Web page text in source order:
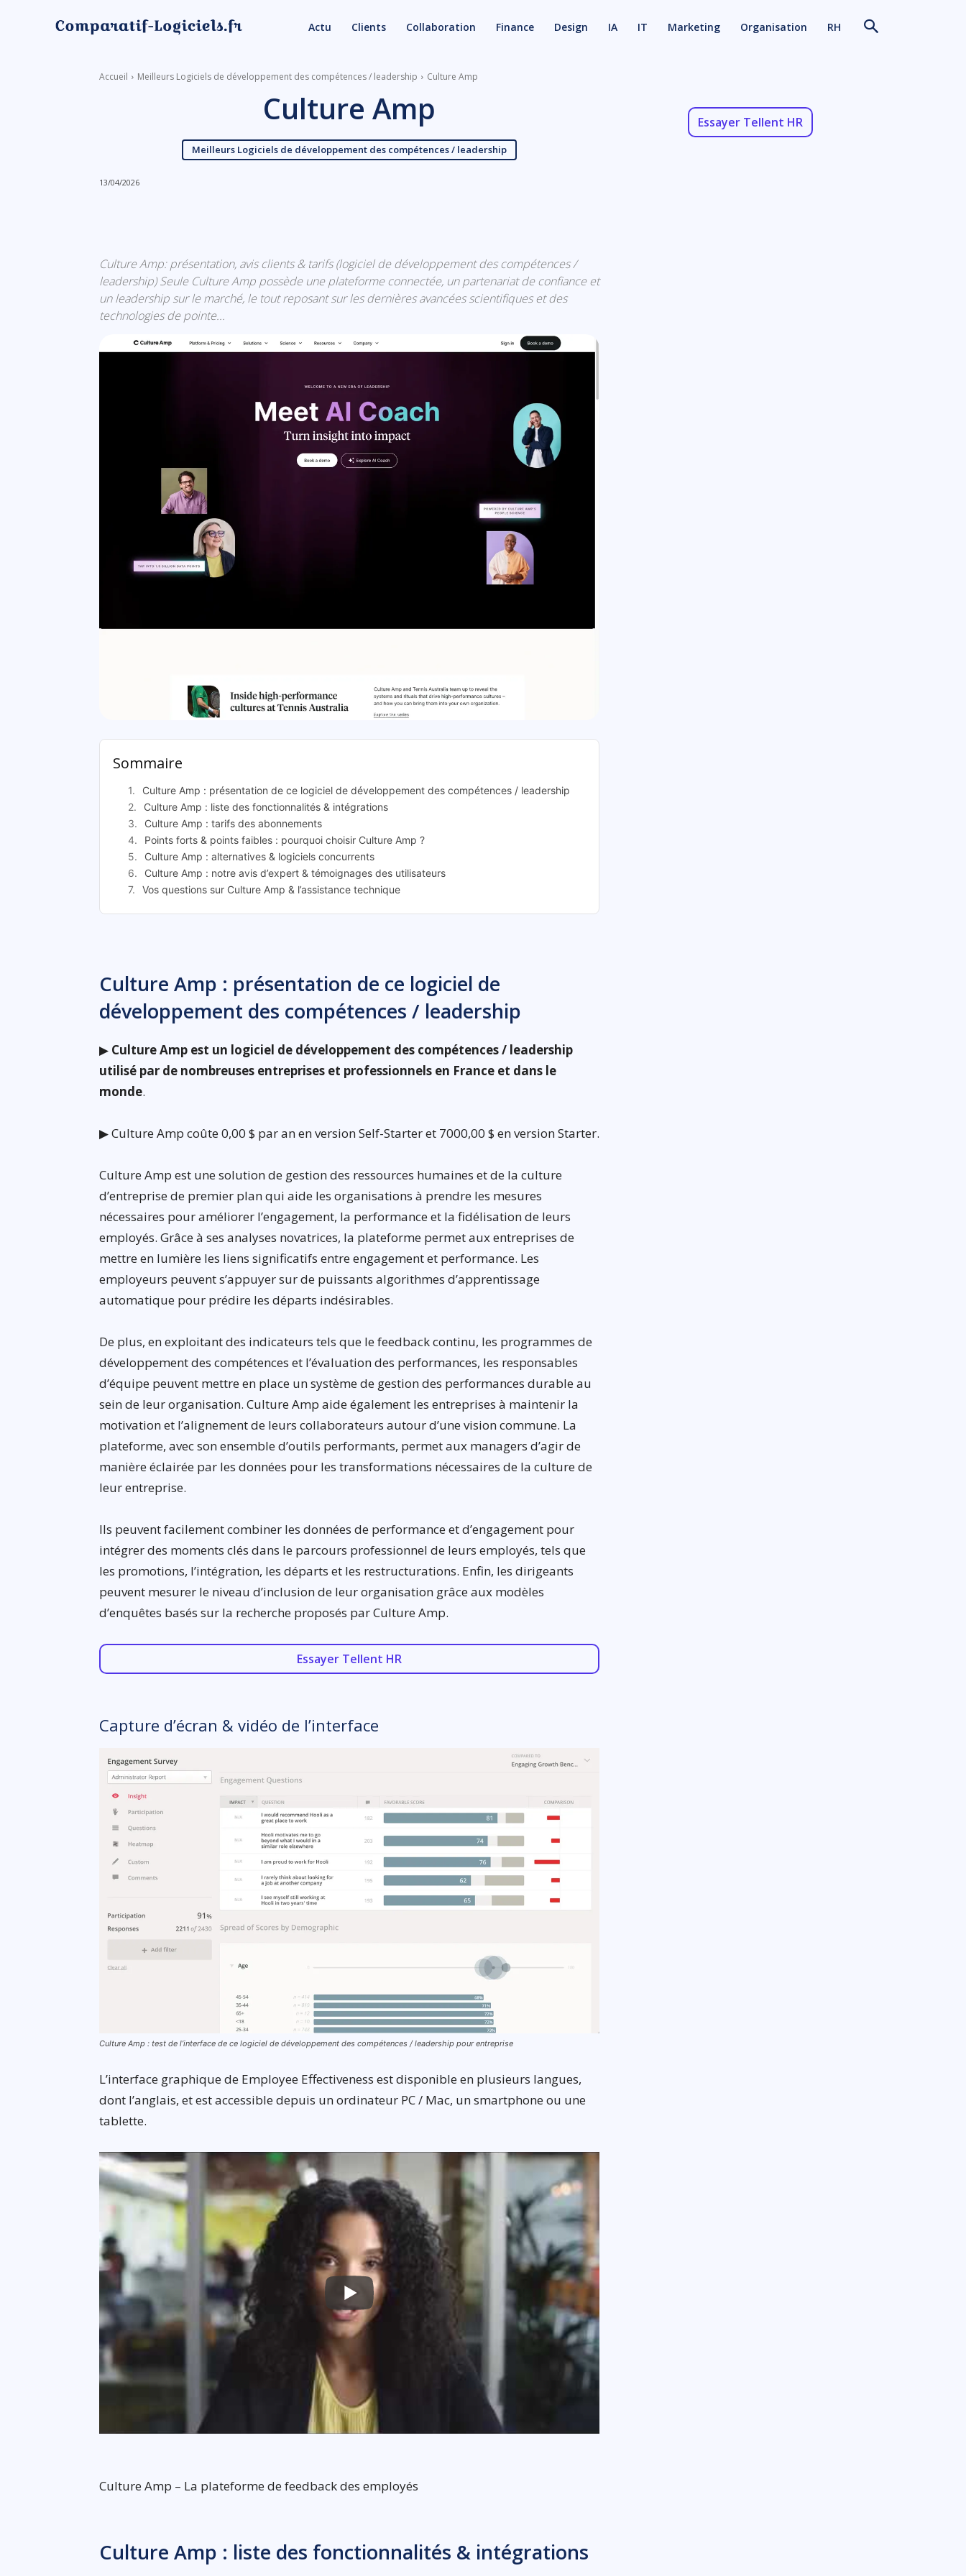
Actu Clients Collaboration Finance Design IA IT Marketing Organisation RH
Accueil Meilleurs Logiciels de développement des compétences / leadership Culture Amp
Culture Amp
Meilleurs Logiciels de développement des compétences / leadership
13/04/2026
Culture Amp: présentation, avis clients & tarifs (logiciel de développement des compétences /
leadership) Seule Culture Amp possède une plateforme connectée, un partenariat de confiance et
un leadership sur le marché, le tout reposant sur les dernières avancées scientifiques et des
technologies de pointe...
Culture Amp: présentation
Sommaire
Culture Amp : présentation de ce logiciel de développement des compétences / leadership
Culture Amp : liste des fonctionnalités & intégrations
Culture Amp : tarifs des abonnements
Points forts & points faibles : pourquoi choisir Culture Amp ?
Culture Amp : alternatives & logiciels concurrents
Culture Amp : notre avis d’expert & témoignages des utilisateurs
Vos questions sur Culture Amp & l’assistance technique
Culture Amp : présentation de ce logiciel de
développement des compétences / leadership
▶ Culture Amp est un logiciel de développement des compétences / leadership
utilisé par de nombreuses entreprises et professionnels en France et dans le
monde.
▶ Culture Amp coûte 0,00 $ par an en version Self-Starter et 7000,00 $ en version Starter.
Culture Amp est une solution de gestion des ressources humaines et de la culture
d’entreprise de premier plan qui aide les organisations à prendre les mesures
nécessaires pour améliorer l’engagement, la performance et la fidélisation de leurs
employés. Grâce à ses analyses novatrices, la plateforme permet aux entreprises de
mettre en lumière les liens significatifs entre engagement et performance. Les
employeurs peuvent s’appuyer sur de puissants algorithmes d’apprentissage
automatique pour prédire les départs indésirables.
De plus, en exploitant des indicateurs tels que le feedback continu, les programmes de
développement des compétences et l’évaluation des performances, les responsables
d’équipe peuvent mettre en place un système de gestion des performances durable au
sein de leur organisation. Culture Amp aide également les entreprises à maintenir la
motivation et l’alignement de leurs collaborateurs autour d’une vision commune. La
plateforme, avec son ensemble d’outils performants, permet aux managers d’agir de
manière éclairée par les données pour les transformations nécessaires de la culture de
leur entreprise.
Ils peuvent facilement combiner les données de performance et d’engagement pour
intégrer des moments clés dans le parcours professionnel de leurs employés, tels que
les promotions, l’intégration, les départs et les restructurations. Enfin, les dirigeants
peuvent mesurer le niveau d’inclusion de leur organisation grâce aux modèles
d’enquêtes basés sur la recherche proposés par Culture Amp.
Essayer Tellent HR
Capture d’écran & vidéo de l’interface
Culture Amp : test de l’interface de ce logiciel de développement des compétences / leadership pour entreprise
L’interface graphique de Employee Effectiveness est disponible en plusieurs langues,
dont l’anglais, et est accessible depuis un ordinateur PC / Mac, un smartphone ou une
tablette.
Culture Amp – La plateforme de feedback des employés
Culture Amp : liste des fonctionnalités & intégrations
Essayer Tellent HR